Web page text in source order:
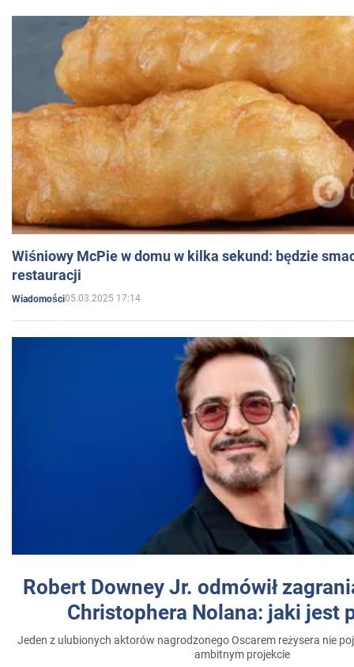
Wiśniowy McPie w domu w kilka sekund: będzie
restauracji
Wiadomości05.03.2025 17:14
Robert Downey Jr. odmówił
Christophera Nolana: jaki jest
Jeden z ulubionych aktorów nagrodzonego Oscarem reżysera nie
ambitnym projekcie